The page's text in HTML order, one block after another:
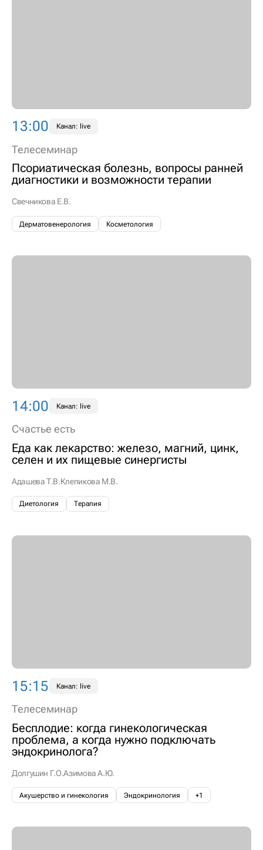
13:00 Канал: live
Телесеминар
Псориатическая болезнь, вопросы ранней
диагностики и возможности терапии
Свечникова Е.В.
Дерматовенерология Косметология
14:00 Канал: live
Счастье есть
Еда как лекарство: железо, магний, цинк,
селен и их пищевые синергисты
Адашева Т.В.Клепикова М.В.
Диетология Терапия
15:15 Канал: live
Телесеминар
Бесплодие: когда гинекологическая
проблема, а когда нужно подключать
эндокринолога?
Долгушин Г.О.Азимова А.Ю.
Акушерство и гинекология Эндокринология +1